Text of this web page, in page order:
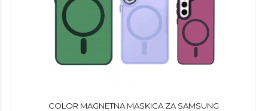
COLOR MAGNETNA MASKICA ZA SAMSUNG